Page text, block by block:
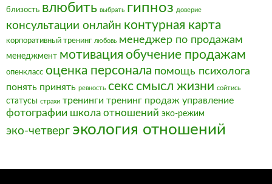
близость влюбить выбрать гипноз доверие
консультации онлайн контурная карта
корпоративный тренинг любовь менеджер по продажам
менеджмент мотивация обучение продажам
опенкласс оценка персонала помощь психолога
понять принять ревность секссмысл жизни сойтись
статусы страхи тренинги тренинг продаж управление
фотографии школа отношений эко-режим
эко-четверг экология отношений